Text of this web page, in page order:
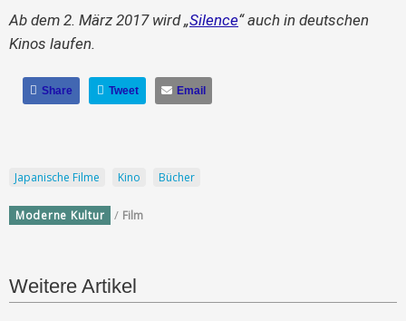
Ab dem 2. März 2017 wird „Silence“ auch in deutschen
Kinos laufen.
Share Tweet Email
Japanische Filme Kino Bücher
Moderne Kultur / Film
Weitere Artikel